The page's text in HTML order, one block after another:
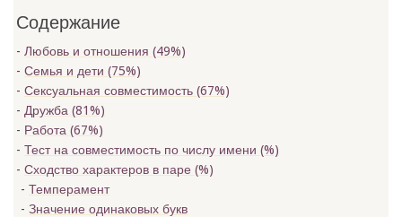
Содержание
Любовь и отношения (49%)
Семья и дети (75%)
Сексуальная совместимость (67%)
Дружба (81%)
Работа (67%)
Тест на совместимость по числу имени (%)
Сходство характеров в паре (%)
Темперамент
Значение одинаковых букв